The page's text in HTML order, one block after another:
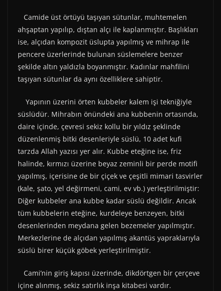
Camide üst örtüyü taşıyan sütunlar, muhtemelen
ahşaptan yapılıp, dıştan alçı ile kaplanmıştır. Başlıkları
ise, alçıdan kompozit üslupta yapılmış ve mihrap ile
pencere üzerlerinde bulunan süslemelere benzer
şekilde altın yaldızla boyanmıştır. Kadınlar mahfilini
taşıyan sütunlar da aynı özelliklere sahiptir.
Yapının üzerini örten kubbeler kalem işi tekniğiyle
süslüdür. Mihrabın önündeki ana kubbenin ortasında,
daire içinde, çevresi sekiz kollu bir yıldız şeklinde
düzenlenmiş bitki desenleriyle süslü, 10 adet kufi
tarzda Allah yazısı yer alır. Kubbe eteğine ise, friz
halinde, kırmızı üzerine beyaz zeminli bir perde motifi
yapılmış, içerisine de bir çiçek ve çeşitli mimari tasvirler
(kale, şato, yel değirmeni, cami, ev vb.) yerleştirilmiştir:
Diğer kubbeler ana kubbe kadar süslü değildir. Ancak
tüm kubbelerin eteğine, kurdeleye benzeyen, bitki
desenlerinden meydana gelen bezemeler yapılmıştır.
Merkezlerine de alçıdan yapılmış akantüs yapraklarıyla
süslü birer küçük göbek yerleştirilmiştir.
Cami’nin giriş kapısı üzerinde, dikdörtgen bir çerçeve
içine alınmış, sekiz satırlık inşa kitabesi vardır.